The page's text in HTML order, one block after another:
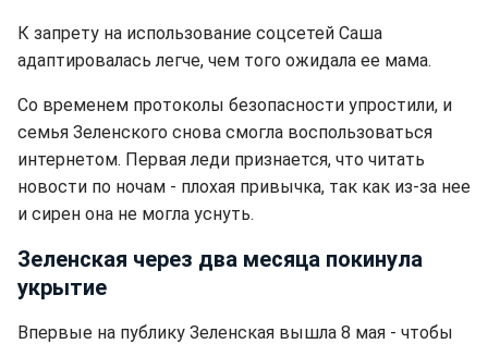
К запрету на использование соцсетей Саша
адаптировалась легче, чем того ожидала ее мама.
Со временем протоколы безопасности упростили, и
семья Зеленского снова смогла воспользоваться
интернетом. Первая леди признается, что читать
новости по ночам - плохая привычка, так как из-за нее
и сирен она не могла уснуть.
Зеленская через два месяца покинула
укрытие
Впервые на публику Зеленская вышла 8 мая - чтобы